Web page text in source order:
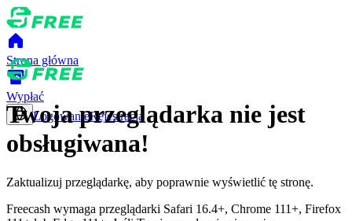
Strona główna
Wypłać
LogowanieRejestracja
Twoja przeglądarka nie jest
obsługiwana!
Zaktualizuj przeglądarkę, aby poprawnie wyświetlić tę stronę.
Freecash wymaga przeglądarki Safari 16.4+, Chrome 111+, Firefox